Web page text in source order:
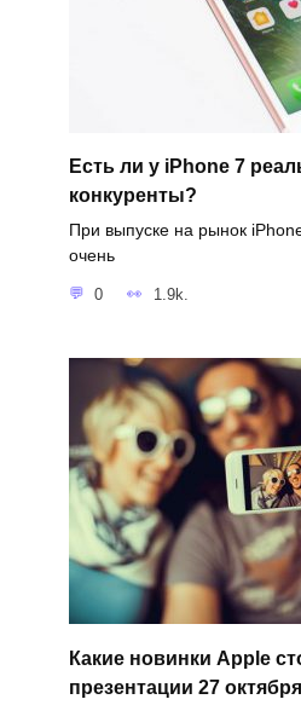
Есть ли у iPhone 7
конкуренты?
При выпуске на рынок
очень
0 1.9k.
Какие новинки Apple
презентации 27